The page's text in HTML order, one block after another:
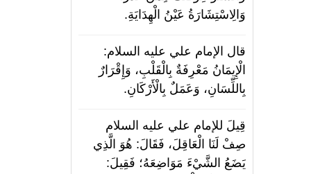
وَالِاسْتِشَارَةُ عَيْنُ الْهِدَايَةِ.
قال الإمام علي عليه السلام:
الْإِيمَانُ مَعْرِفَةٌ بِالْقَلْبِ، وَإِقْرَارٌ
بِاللِّسَانِ، وَعَمَلٌ بِالْأَرْكَانِ.
قِيلَ للإمام علي عليه السلام
صِفْ لَنَا الْعَاقِلَ، فَقَالَ: هُوَ الَّذِي
يَضَعُ الشَّيْءَ مَوَاضِعَهُ؛ فَقِيلَ: